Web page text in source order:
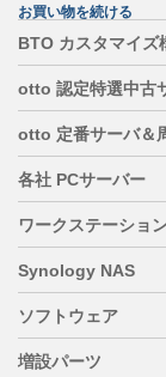
お買い物を続ける
BTO カスタマイズ
otto 認定特選中古
otto 定番サーバ＆
各社 PCサーバー
ワークステーション
Synology NAS
ソフトウェア
増設パーツ